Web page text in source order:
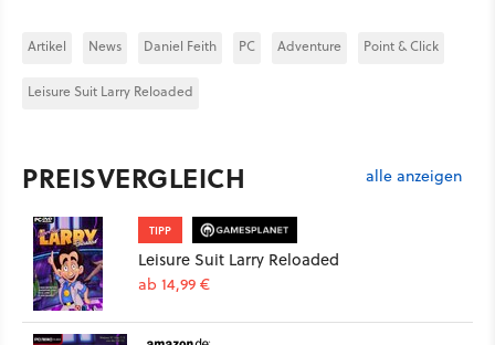
Artikel News Daniel Feith PC Adventure Point & Click
Leisure Suit Larry Reloaded
PREISVERGLEICH alle anzeigen
TIPP
Leisure Suit Larry Reloaded
ab 14,99 €